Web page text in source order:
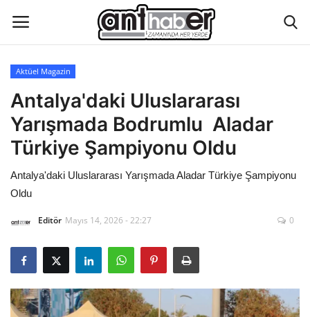
Künye
Eğitim
Hakkımızda
Asayiş
Çevre
Aktüel Magazin
Antalya'daki Uluslararası
Yarışmada Bodrumlu Aladar
Türkiye Şampiyonu Oldu
Antalya'daki Uluslararası Yarışmada Aladar Türkiye Şampiyonu
Oldu
Editör Mayıs 14, 2026 - 22:27 0